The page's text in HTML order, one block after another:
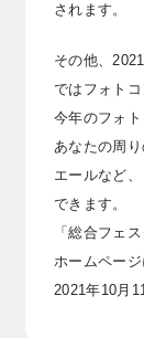
されます。
その他、
ではフォトコ
今年のフォト
あなたの周
エールなど
できます。
「総合フェ
ホームページ
2021年10月